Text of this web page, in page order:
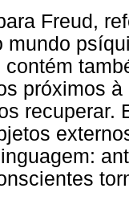
Freud,
mundo
próximos
recuperar.